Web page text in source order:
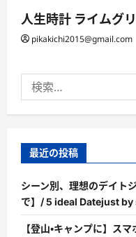
人生時計 ライムグ
pikakichi2015@gmail.com
索:
最近の投稿
シーン別、理想のデイト
で】/ 5 ideal Datejust
【登山・キャンプに】ス